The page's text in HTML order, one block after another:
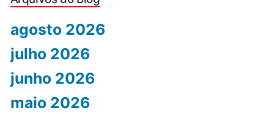
agosto 2026
julho 2026
junho 2026
maio 2026